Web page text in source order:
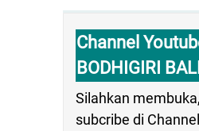
Channel
BODHIGIRI
Silahkan
subcribe di